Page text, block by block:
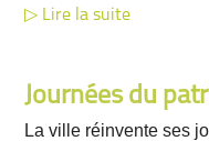
Lire la suite
Journées du
La ville réinvente ses